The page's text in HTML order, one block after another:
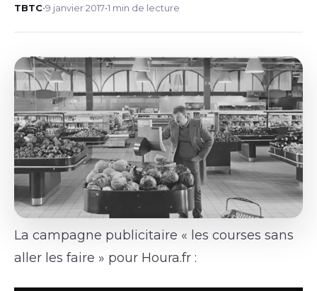
TBTC•9 janvier 2017•1 min de lecture
La campagne publicitaire « les courses sans
aller les faire » pour Houra.fr :